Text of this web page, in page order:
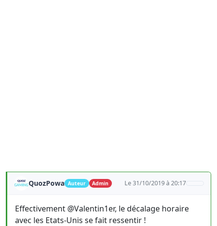
QuozPowa Auteur Admin Le 31/10/2019 à 20:17
Effectivement @Valentin1er, le décalage horaire
avec les Etats-Unis se fait ressentir !